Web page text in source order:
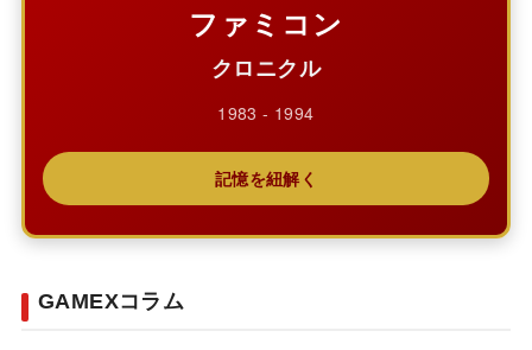
ファミコン
クロニクル
1983 - 1994
記憶を紐解く
GAMEXコラム